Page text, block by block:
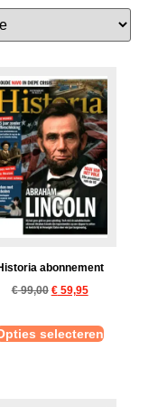
abonnement
€99,00 €59,95
selecteren